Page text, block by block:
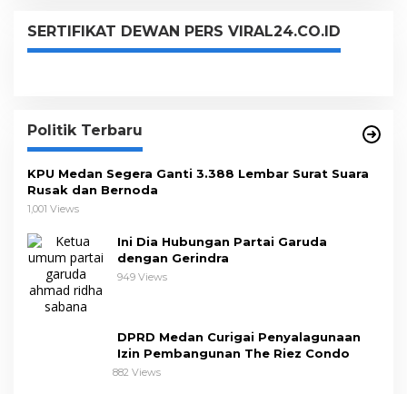
SERTIFIKAT DEWAN PERS VIRAL24.CO.ID
Politik Terbaru
KPU Medan Segera Ganti 3.388 Lembar Surat Suara
Rusak dan Bernoda
1,001 Views
Ini Dia Hubungan Partai Garuda
dengan Gerindra
949 Views
DPRD Medan Curigai Penyalagunaan
Izin Pembangunan The Riez Condo
882 Views